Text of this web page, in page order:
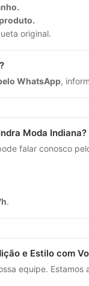
original.
WhatsApp,
Moda Indiana?
falar conosco
.
e Estilo com
equipe.